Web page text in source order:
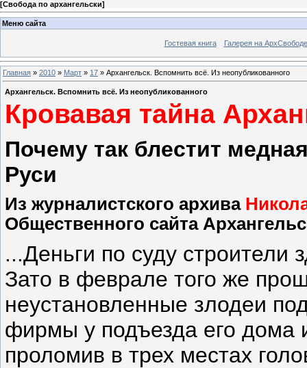
[Свобода по архангельски]
Меню сайта
Гостевая книга Галерея на АрхСвободе
Главная » 2010 » Март » 17 » Архангельск. Вспомнить всё. Из неопубликованного
Архангельск. Вспомнить всё. Из неопубликованного
Кровавая тайна
Почему так блестит
Руси
Из журналистского архива
Общественного сайта
...Деньги по суду строители
Зато в феврале того же
неустановленные злодеи
фирмы у подъезда его дома
проломив в трех местах